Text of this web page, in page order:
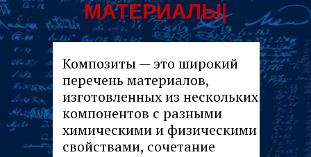
Композиты — это широкий
перечень материалов,
изготовленных из нескольких
компонентов с разными
химическими и физическими
свойствами, сочетание